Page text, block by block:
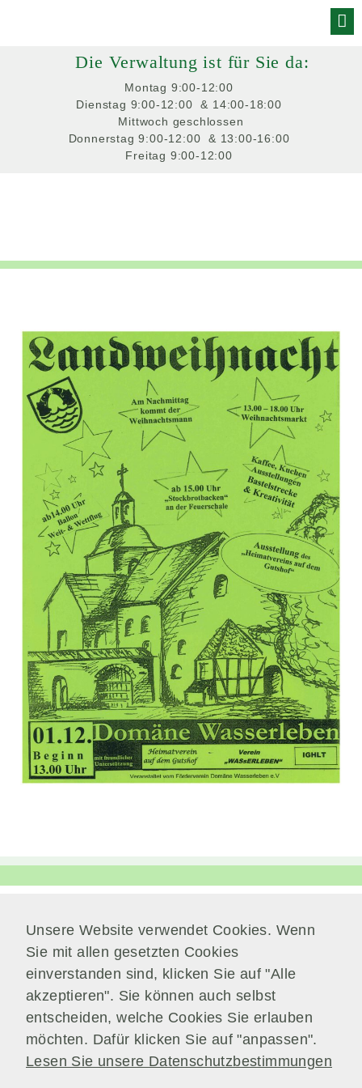
Die Verwaltung ist für Sie da:
Montag 9:00-12:00
Dienstag 9:00-12:00
& 14:00-18:00
Mittwoch geschlossen
Donnerstag 9:00-12:00
& 13:00-16:00
Freitag 9:00-12:00
Verwaltung
Am Park 7
38871 Nordharz / OT Wasserleben
Telefon: 039451.600 0
E-Mail: Schreiben Sie uns!
Unsere Website verwendet Cookies. Wenn
Sie mit allen gesetzten Cookies
einverstanden sind, klicken Sie auf "Alle
akzeptieren". Sie können auch selbst
entscheiden, welche Cookies Sie erlauben
möchten. Dafür klicken Sie auf "anpassen".
Lesen Sie unsere Datenschutzbestimmungen
unverzichtbare
Cookies
Diese Cookies
sind
unverzichtbar,
damit wir Ihnen
grundlegende
und sichere
Funktionen
unserer Website
zur Verfügung
stellen können.
Sie werden
nicht eingesetzt,
um
Informationen
über Sie für
andere Zwecke
wie Marketing
oder Analysen
zu sammeln.
Diese Cookies
werden verwendet,
Website, Ihren
Besuch sowie Ihre
Nutzung unserer
z.B. die Anzahl der
Besucher, die unsere
Website genutzt
haben und die Seiten,
die bei unseren